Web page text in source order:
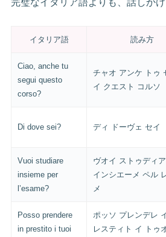
完璧なイタリア語よりも、話しかけ
イタリア語 読み方
Ciao, anche tu
segui questo
corso?
チャオ アンケ トゥ
イ クエスト コルソ
Di dove sei? ディ ドーヴェ セイ
Vuoi studiare
insieme per
l’esame?
ヴオイ ストゥディ
インシエーメ ペル
メ
Posso prendere
in prestito i tuoi
ポッソ プレンデレ
レスティト イ トゥ